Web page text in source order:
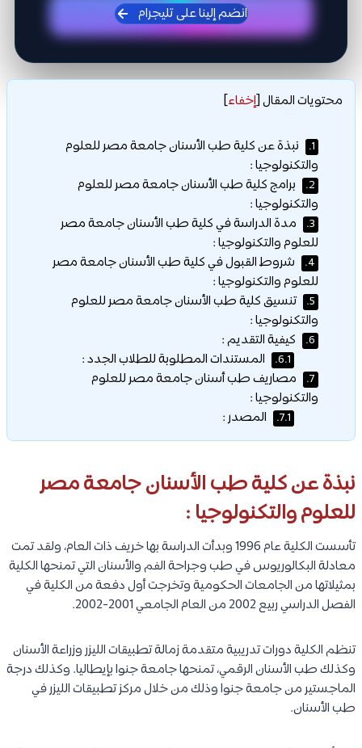
انضم إلينا على تليجرام
محتويات المقال[إخفاء]
1.
نبذة عن كلية طب الأسنان جامعة مصر للعلوم
والتكنولوجيا :
2.
برامج كلية طب الأسنان جامعة مصر للعلوم
والتكنولوجيا :
3.
مدة الدراسة في كلية طب الأسنان جامعة مصر
للعلوم والتكنولوجيا :
4.
شروط القبول في كلية طب الأسنان جامعة مصر
للعلوم والتكنولوجيا :
5.
تنسيق كلية طب الأسنان جامعة مصر للعلوم
والتكنولوجيا :
6. كيفية التقديم :
6.1. المستندات المطلوبة للطلاب الجدد :
7.
مصاريف طب أسنان جامعة مصر للعلوم
والتكنولوجيا :
7.1. المصدر :
نبذة عن كلية طب الأسنان جامعة مصر
للعلوم والتكنولوجيا :
تأسست الكلية عام 1996 وبدأت الدراسة بها خريف ذات العام، ولقد تمت
معادلة البكالوريوس في طب وجراحة الفم والأسنان التي تمنحها الكلية
بمثيلاتها من الجامعات الحكومية وتخرجت أول دفعة من الكلية في
الفصل الدراسي ربيع 2002 من العام الجامعي 2001-2002.
تنظم الكلية دورات تدريبية متقدمة زمالة تطبيقات الليزر وزراعة الأسنان
وكذلك طب الأسنان الرقمي، تمنحها جامعة جنوا بإيطاليا. وكذلك درجة
الماجستير من جامعة جنوا وذلك من خلال مركز تطبيقات الليزر في
طب الأسنان.